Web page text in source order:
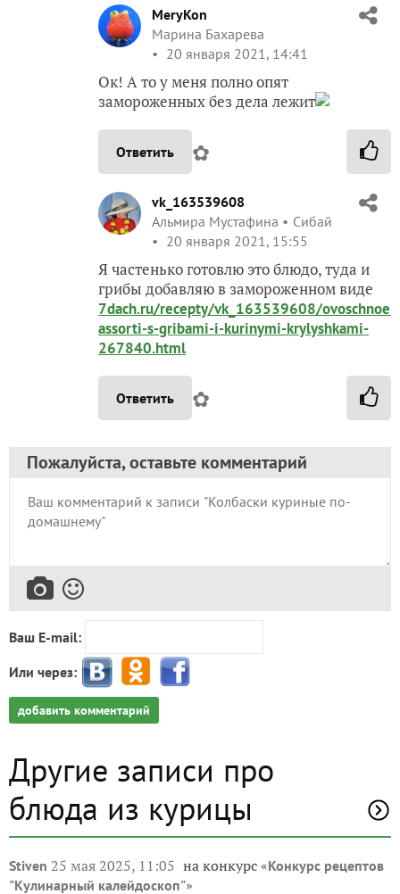
MeryKon
Марина Бахарева
20 января 2021, 14:41
Ок! А то у меня полно опят
замороженных без дела лежит
Ответить ✿
vk_163539608
Альмира Мустафина
Сибай
20 января 2021, 15:55
Я частенько готовлю это блюдо, туда и
грибы добавляю в замороженном виде
7dach.ru/recepty/vk_163539608/ovoschnoe-
assorti-s-gribami-i-kurinymi-krylyshkami-
267840.html
Ответить ✿
Пожалуйста, оставьте комментарий
Ваш E-mail:
Или через:
добавить комментарий
Другие записи про
блюда из курицы
Stiven 25 мая 2025, 11:05 на конкурс «Конкурс рецептов
"Кулинарный калейдоскоп"»